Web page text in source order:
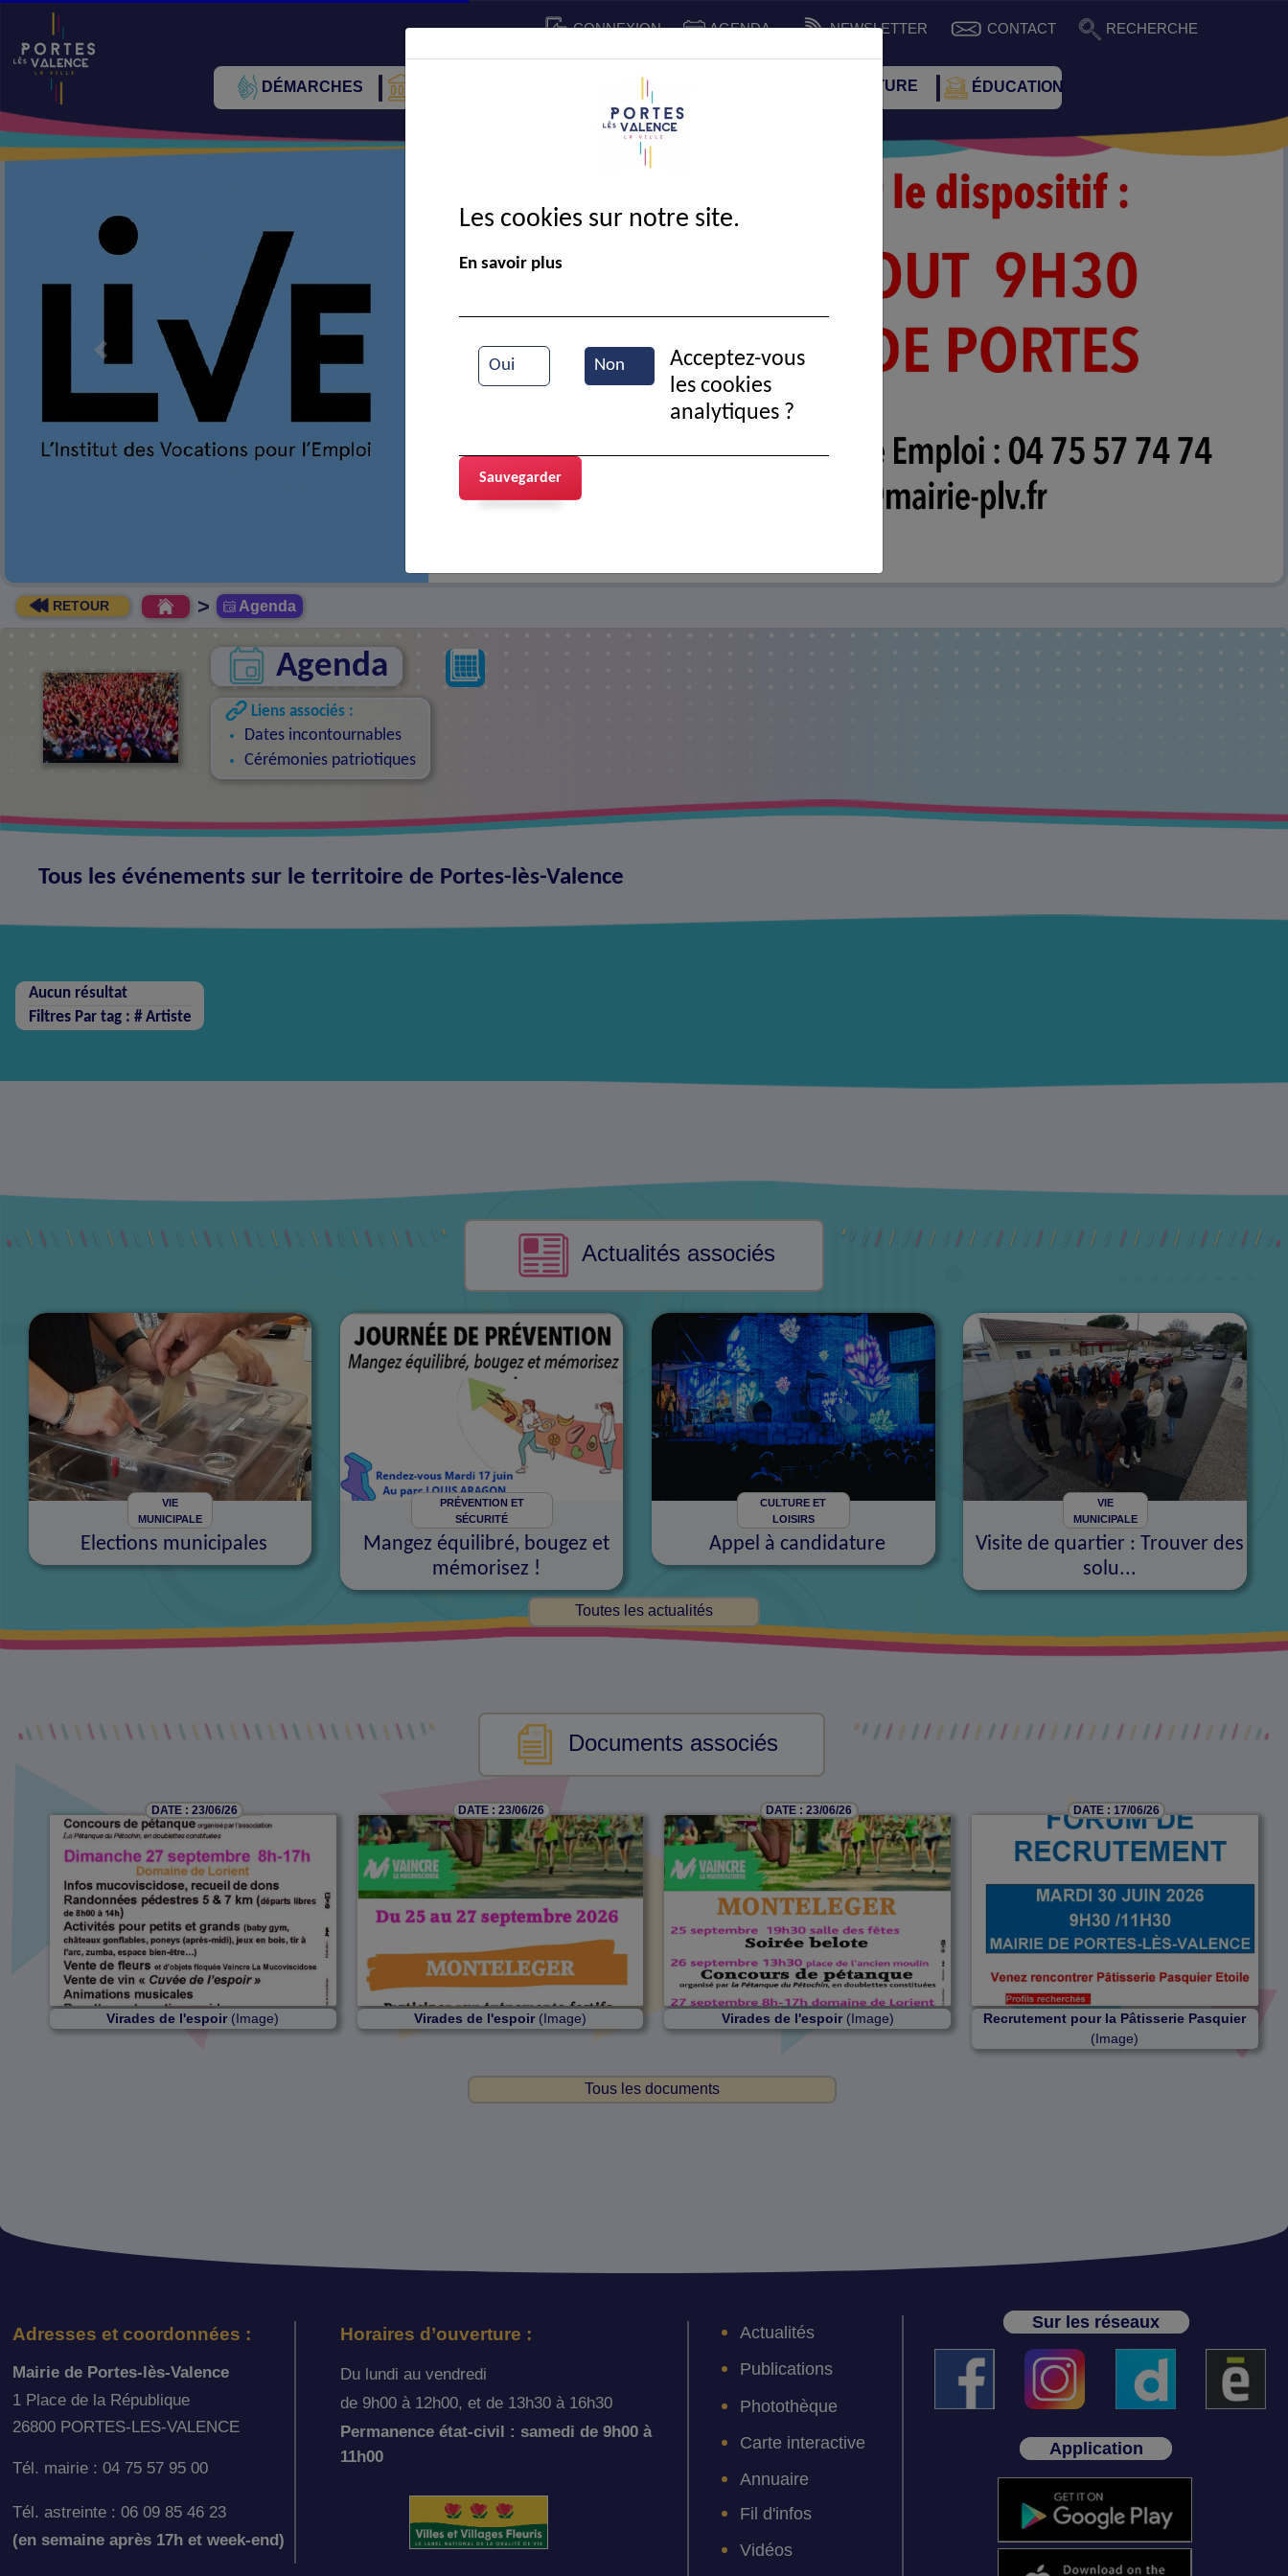
CONNEXION AGENDA NEWSLETTER CONTACT RECHERCHE
DÉMARCHES SPORT ET CULTURE ÉDUCATION
Précédent
RETOUR > Agenda
Agenda
Liens associés :
Dates incontournables
Cérémonies patriotiques
Tous les événements sur le territoire de Portes-lès-Valence
Aucun résultat
Filtres Par tag : # Artiste
Actualités associés
VIE
MUNICIPALE
Elections municipales
PRÉVENTION ET
SÉCURITÉ
Mangez équilibré, bougez et
mémorisez !
CULTURE ET
LOISIRS
Appel à candidature
VIE
MUNICIPALE
Visite de quartier : Trouver des
solu...
Toutes les actualités
Documents associés
DATE : 23/06/26
Virades de l'espoir(Image)
DATE : 23/06/26
Virades de l'espoir(Image)
DATE : 23/06/26
Virades de l'espoir(Image)
DATE : 17/06/26
Recrutement pour la Pâtisserie Pasquier
(Image)
Tous les documents
Adresses et coordonnées :
Mairie de Portes-lès-Valence
1 Place de la République
26800 PORTES-LES-VALENCE
Tél. mairie : 04 75 57 95 00
Tél. astreinte : 06 09 85 46 23
(en semaine après 17h et week-end)
Horaires d’ouverture :
Du lundi au vendredi
de 9h00 à 12h00, et de 13h30 à 16h30
Permanence état-civil : samedi de 9h00 à
11h00
Actualités
Publications
Photothèque
Carte interactive
Annuaire
Fil d'infos
Vidéos
Sur les réseaux
Application
Les cookies sur notre site.
En savoir plus
Oui Non
Acceptez-vous
les cookies
analytiques ?
Sauvegarder